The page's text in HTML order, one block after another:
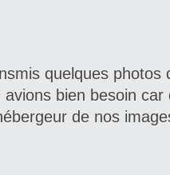
quelques photos
bien besoin
de nos